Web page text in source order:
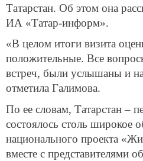
Татарстан. Об этом она
ИА «Татар-информ».
«В целом итоги визита
положительные. Все
встреч, были услышаны и
отметила Галимова.
По ее словам, Татарстан –
состоялось столь широкое
национального проекта
вместе с представителями